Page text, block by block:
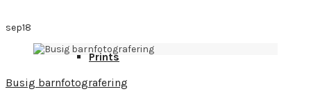
Prints
sep18
Busig barnfotografering